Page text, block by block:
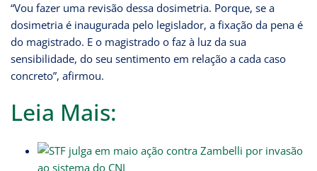
“Vou fazer uma revisão dessa dosimetria. Porque, se a
dosimetria é inaugurada pelo legislador, a fixação da pena é
do magistrado. E o magistrado o faz à luz da sua
sensibilidade, do seu sentimento em relação a cada caso
concreto”, afirmou.
Leia Mais: